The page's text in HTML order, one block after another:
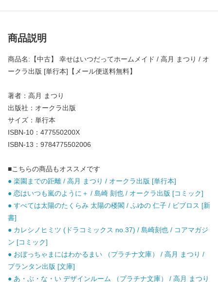
商品説明
商品名:【中古】 幸せはいつだってホームメイド / 高月 まつり / オ
ークラ出版 [単行本]【メール便送料無料】
著者：高月 まつり
出版社：オークラ出版
サイズ：単行本
ISBN-10：477550200X
ISBN-13：9784775502006
■こちらの商品もオススメです
● 楽園までの距離 / 高月 まつり / オークラ出版 [単行本]
● 恋はいつも嵐のように＋ / 島崎 刻也 / オークラ出版 [コミック]
● すべては太陽のたくらみ 太陽の楼閣 / ふゆの 仁子 / ビブロス [新
書]
● カレシノヒミツ (ドラコミックス no.37) / 島崎刻也 / コアマガジ
ン [コミック]
● おぼっちゃまにはわかるまい （プラチナ文庫） / 高月 まつり /
プランタン出版 [文庫]
● あ・ぶ・な・い デザインルーム （プラチナ文庫） / 高月 まつり